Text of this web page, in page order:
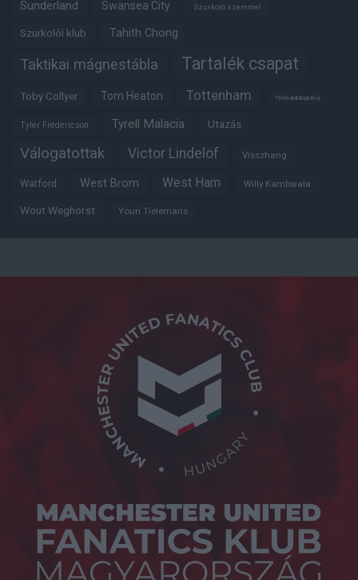
Sunderland Swansea City Szurkoló szemmel
Szurkolói klub Tahith Chong
Taktikai mágnestábla Tartalék csapat
Toby Collyer Tom Heaton Tottenham Trófeabibliográfia
Tyler Fredericson Tyrell Malacia Utazás
Válogatottak Victor Lindelöf Visszhang
Watford West Brom West Ham Willy Kambwala
Wout Weghorst Youri Tielemans